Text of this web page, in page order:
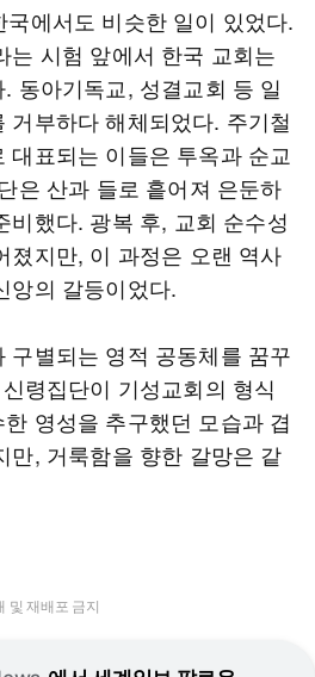
에서도 비슷한 일이 있었다.
는 시험 앞에서 한국 교회는
동아기독교, 성결교회 등 일
거부하다 해체되었다. 주기철
대표되는 이들은 투옥과 순교
은 산과 들로 흩어져 은둔하
비했다. 광복 후, 교회 순수성
졌지만, 이 과정은 오랜 역사
앙의 갈등이었다.
구별되는 영적 공동체를 꿈꾸
령집단이 기성교회의 형식
영성을 추구했던 모습과 겹
만, 거룩함을 향한 갈망은 같
및 재배포 금지